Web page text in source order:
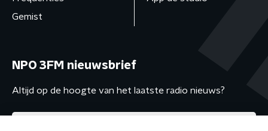
Gemist
NPO 3FM nieuwsbrief
Altijd op de hoogte van het laatste radio nieuws?